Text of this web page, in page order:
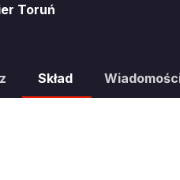
Toruń
Skład